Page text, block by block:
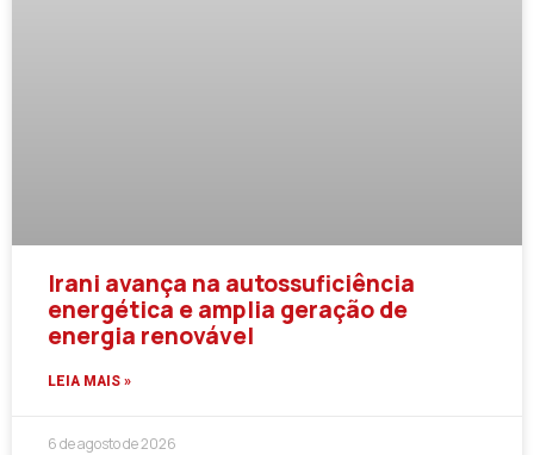
Irani avança na autossuficiência
energética e amplia geração de
energia renovável
LEIA MAIS »
6 de agosto de 2026